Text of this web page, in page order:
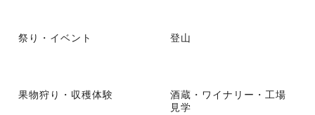
祭り・イベント 登山
果物狩り・収穫体験
酒蔵・ワイナリー・工場
見学